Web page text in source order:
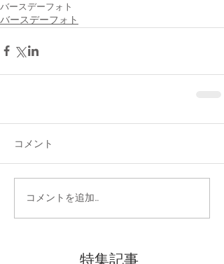
バースデーフォト
バースデーフォト
コメント
コメントを追加…
特集記事